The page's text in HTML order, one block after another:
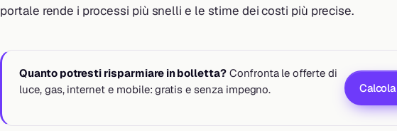
portale rende i processi più snelli e le stime dei costi più precise.
Quanto potresti risparmiare in bolletta?Confronta le offerte di
luce, gas, internet e mobile: gratis e senza impegno.